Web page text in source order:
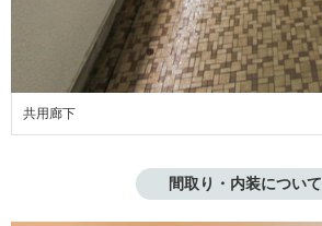
共用廊下
間取り・内装について